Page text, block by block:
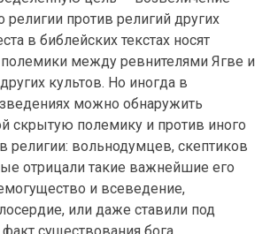
религии против религий других
в библейских текстах носят
полемики между ревнителями Ягве и
культов. Но иногда в
можно обнаружить
скрытую полемику и против иного
религии: вольнодумцев, скептиков
отрицали такие важнейшие его
и всеведение,
или даже ставили под